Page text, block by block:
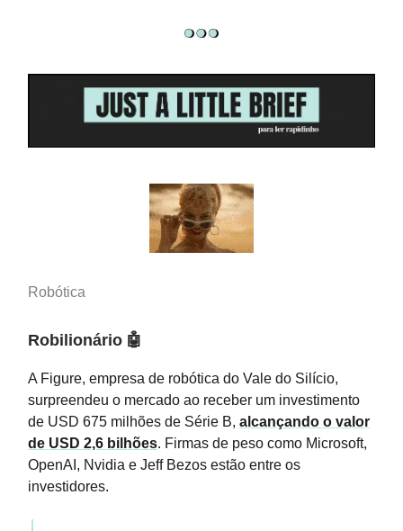
Robótica
Robilionário 🤖
A Figure, empresa de robótica do Vale do Silício,
surpreendeu o mercado ao receber um investimento
de USD 675 milhões de Série B, alcançando o valor
de USD 2,6 bilhões. Firmas de peso como Microsoft,
OpenAI, Nvidia e Jeff Bezos estão entre os
investidores.